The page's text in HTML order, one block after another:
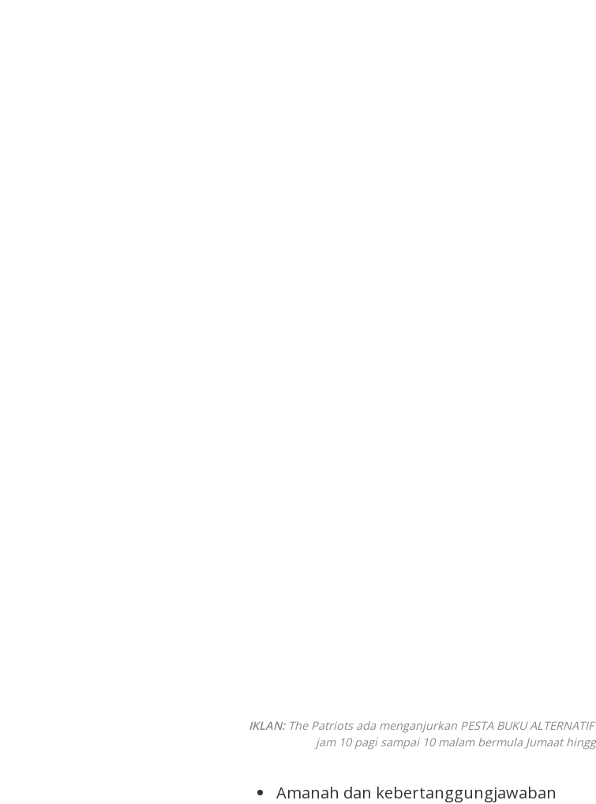
IKLAN:The Patriots ada menganjurkan PESTA BUKU
jam 10 pagi sampai 10 malam bermula Jumaat
Amanah dan kebertanggungjawaban